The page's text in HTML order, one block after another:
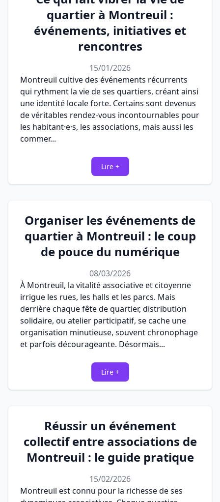
quartier à Montreuil :
événements, initiatives et
rencontres
15/01/2026
Montreuil cultive des événements récurrents
qui rythment la vie de ses quartiers, créant ainsi
une identité locale forte. Certains sont devenus
de véritables rendez-vous incontournables pour
les habitant·e·s, les associations, mais aussi les
commer...
Lire +
Organiser les événements de
quartier à Montreuil : le coup
de pouce du numérique
08/03/2026
À Montreuil, la vitalité associative et citoyenne
irrigue les rues, les halls et les parcs. Mais
derrière chaque fête de quartier, distribution
solidaire, ou atelier participatif, se cache une
organisation minutieuse, souvent chronophage
et parfois décourageante. Désormais...
Lire +
Réussir un événement
collectif entre associations de
Montreuil : le guide pratique
15/02/2026
Montreuil est connu pour la richesse de ses